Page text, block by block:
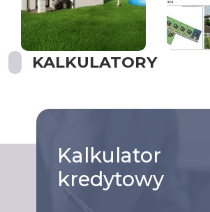
KALKULATORY
Kalkulator
kredytowy